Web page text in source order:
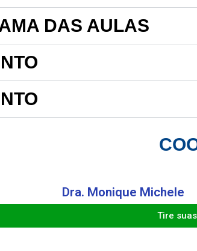
DAS AULAS
Dra. Monique Michele
Tire